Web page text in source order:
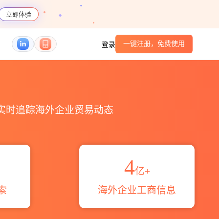
立即体验
登录 一键注册，免费使用
时追踪海外企业贸易动态
4亿+
海外企业工商信息